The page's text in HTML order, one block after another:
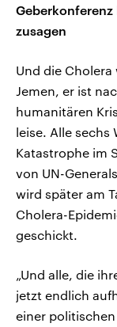
Geberkonferenz
zusagen
Und die Cholera
Jemen, er ist
humanitären
leise. Alle sechs
Katastrophe im
von UN-
wird später am
Cholera-
geschickt.
„Und alle, die
jetzt endlich
einer